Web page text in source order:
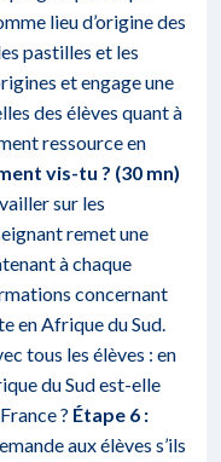
lieu d’origine des
pastilles et les
et engage une
des élèves quant à
ressource en
vis-tu ? (30 mn)
sur les
remet une
à chaque
concernant
en Afrique du Sud.
tous les élèves : en
du Sud est-elle
? Étape 6 :
aux élèves s’ils